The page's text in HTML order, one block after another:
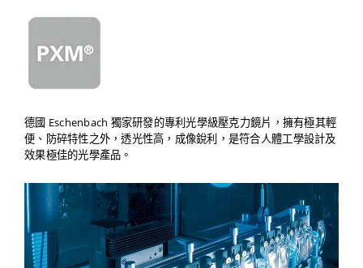
德國 Eschenbach 獨家研發的專利光學級壓克力鏡片，擁有極其輕
便、防碎特性之外，透光性高，成像銳利，是符合人體工學設計及
效果極佳的光學產品。